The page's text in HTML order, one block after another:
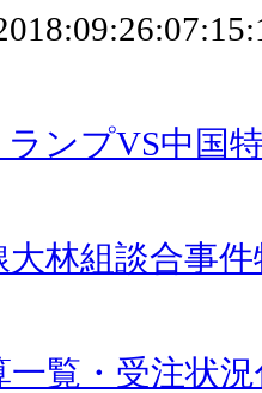
ンプVS中国
大林組談合事
覧・受注状況